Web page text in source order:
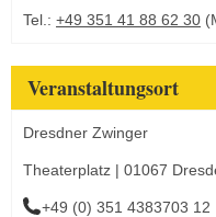
Tel.: +49 351 41 88 62 30
Veranstaltungsort
Dresdner Zwinger
Theaterplatz | 01067
+49 (0) 351 4383703 12